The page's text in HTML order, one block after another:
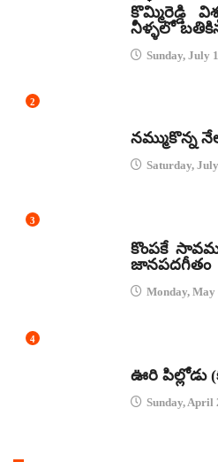
కొమ్మిరెడ్డి
నీళ్ళలో
Sunday, July
2
నమ్ముకొన్న
Saturday,
3
కొంపకే
జానపదగీతం
Monday, May
4
ఊరి పిల్లోడు
Sunday, April